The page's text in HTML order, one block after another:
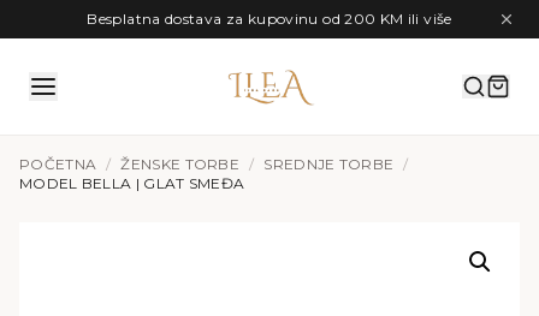
Preskoči na sadržajBesplatna dostava za kupovinu od 200 KM ili više
POČETNA / ŽENSKE TORBE / SREDNJE TORBE
/
MODEL BELLA | GLAT SMEĐA